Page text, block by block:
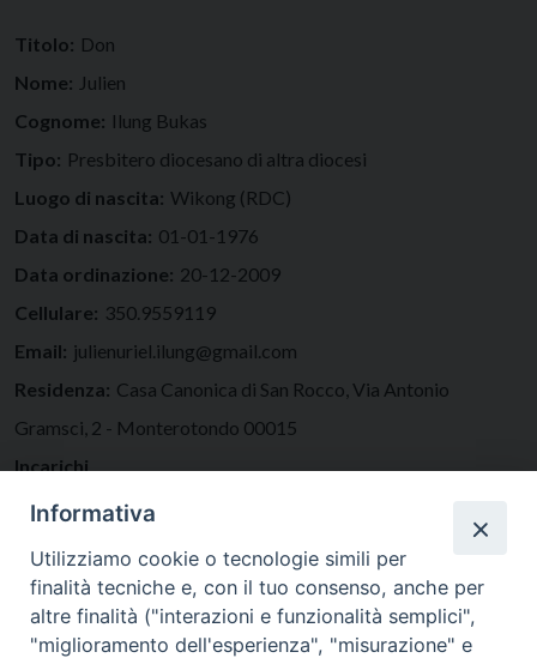
Titolo: Don
Nome: Julien
Cognome: Ilung Bukas
Tipo: Presbitero diocesano di altra diocesi
Luogo di nascita: Wikong (RDC)
Data di nascita: 01-01-1976
Data ordinazione: 20-12-2009
Cellulare: 350.9559119
Email: julienuriel.ilung@gmail.com
Residenza: Casa Canonica di San Rocco, Via Antonio
Gramsci, 2 - Monterotondo 00015
Incarichi
Vicario parrocchiale
Informativa
Utilizziamo cookie o tecnologie simili per
finalità tecniche e, con il tuo consenso, anche per
altre finalità ("interazioni e funzionalità semplici",
"miglioramento dell'esperienza", "misurazione" e